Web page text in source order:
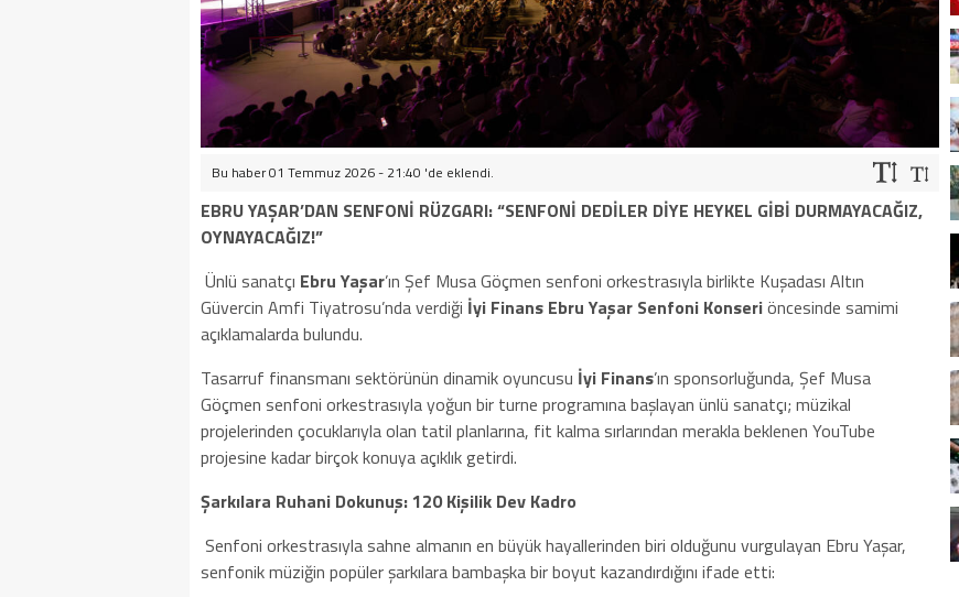
Bu haber 01 Temmuz 2026 - 21:40 'de eklendi.
EBRU YAŞAR’DAN SENFONİ RÜZGARI: “SENFONİ DEDİLER DİYE HEYKEL GİBİ DURMAYACAĞIZ,
OYNAYACAĞIZ!”
Ünlü sanatçı Ebru Yaşar’ın Şef Musa Göçmen senfoni orkestrasıyla birlikte Kuşadası Altın
Güvercin Amfi Tiyatrosu’nda verdiği İyi Finans Ebru Yaşar Senfoni Konseriöncesinde samimi
açıklamalarda bulundu.
Tasarruf finansmanı sektörünün dinamik oyuncusu İyi Finans’ın sponsorluğunda, Şef Musa
Göçmen senfoni orkestrasıyla yoğun bir turne programına başlayan ünlü sanatçı; müzikal
projelerinden çocuklarıyla olan tatil planlarına, fit kalma sırlarından merakla beklenen YouTube
projesine kadar birçok konuya açıklık getirdi.
Şarkılara Ruhani Dokunuş: 120 Kişilik Dev Kadro
Senfoni orkestrasıyla sahne almanın en büyük hayallerinden biri olduğunu vurgulayan Ebru Yaşar,
senfonik müziğin popüler şarkılara bambaşka bir boyut kazandırdığını ifade etti: